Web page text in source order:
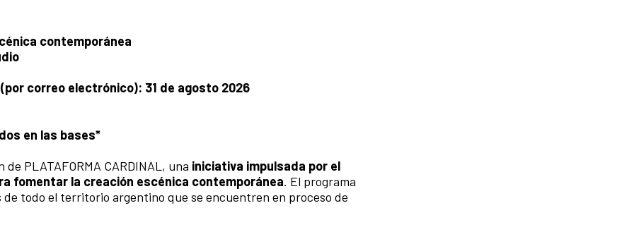
contemporánea
correo electrónico): 31 de agosto 2026
en las bases*
PLATAFORMA CARDINAL, una iniciativa impulsada por el
fomentar la creación escénica contemporánea. El programa
todo el territorio argentino que se encuentren en proceso de